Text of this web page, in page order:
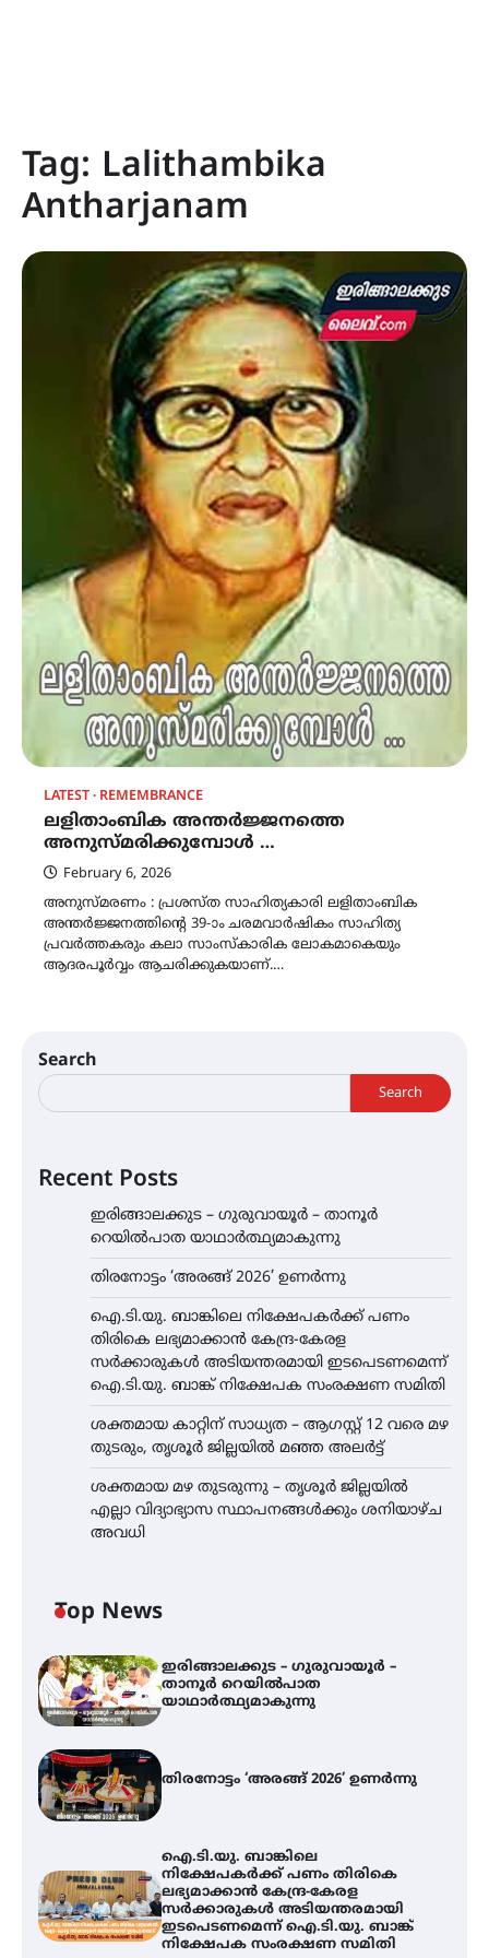
Tag: Lalithambika
Antharjanam
LATEST REMEMBRANCE
ലളിതാംബിക അന്തർജ്ജനത്തെ
അനുസ്മരിക്കുമ്പോൾ …
February 6, 2026
അനുസ്മരണം : പ്രശസ്ത സാഹിത്യകാരി ലളിതാംബിക
അന്തർജ്ജനത്തിൻ്റെ 39-ാം ചരമവാർഷികം സാഹിത്യ
പ്രവർത്തകരും കലാ സാംസ്കാരിക ലോകമാകെയും
ആദരപൂർവ്വം ആചരിക്കുകയാണ്.…
Search
Search
Recent Posts
ഇരിങ്ങാലക്കുട – ഗുരുവായൂർ – താനൂർ
റെയിൽപാത യാഥാർത്ഥ്യമാകുന്നു
തിരനോട്ടം ‘അരങ്ങ് 2026’ ഉണർന്നു
ഐ.ടി.യു. ബാങ്കിലെ നിക്ഷേപകർക്ക് പണം
തിരികെ ലഭ്യമാക്കാൻ കേന്ദ്ര-കേരള
സർക്കാരുകൾ അടിയന്തരമായി ഇടപെടണമെന്ന്
ഐ.ടി.യു. ബാങ്ക് നിക്ഷേപക സംരക്ഷണ സമിതി
ശക്തമായ കാറ്റിന് സാധ്യത – ആഗസ്റ്റ് 12 വരെ മഴ
തുടരും, തൃശൂർ ജില്ലയിൽ മഞ്ഞ അലർട്ട്
ശക്തമായ മഴ തുടരുന്നു – തൃശൂർ ജില്ലയിൽ
എല്ലാ വിദ്യാഭ്യാസ സ്ഥാപനങ്ങൾക്കും ശനിയാഴ്ച
അവധി
Top News
ഇരിങ്ങാലക്കുട – ഗുരുവായൂർ –
താനൂർ റെയിൽപാത
യാഥാർത്ഥ്യമാകുന്നു
തിരനോട്ടം ‘അരങ്ങ് 2026’ ഉണർന്നു
ഐ.ടി.യു. ബാങ്കിലെ
നിക്ഷേപകർക്ക് പണം തിരികെ
ലഭ്യമാക്കാൻ കേന്ദ്ര-കേരള
സർക്കാരുകൾ അടിയന്തരമായി
ഇടപെടണമെന്ന് ഐ.ടി.യു. ബാങ്ക്
നിക്ഷേപക സംരക്ഷണ സമിതി